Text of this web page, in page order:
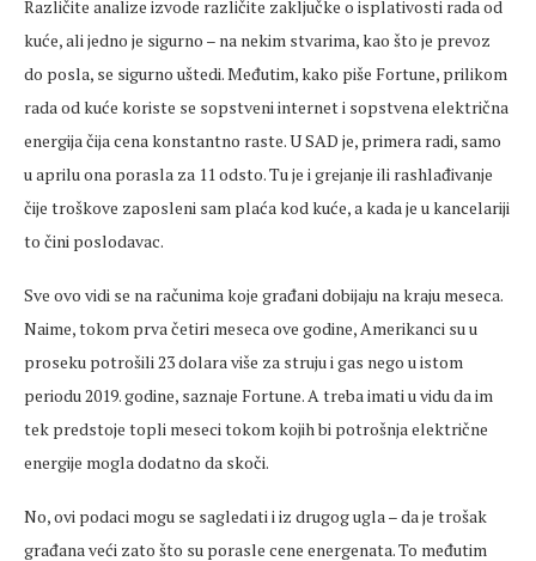
Različite analize izvode različite zaključke o isplativosti rada od
kuće, ali jedno je sigurno – na nekim stvarima, kao što je prevoz
do posla, se sigurno uštedi. Međutim, kako piše Fortune, prilikom
rada od kuće koriste se sopstveni internet i sopstvena električna
energija čija cena konstantno raste. U SAD je, primera radi, samo
u aprilu ona porasla za 11 odsto. Tu je i grejanje ili rashlađivanje
čije troškove zaposleni sam plaća kod kuće, a kada je u kancelariji
to čini poslodavac.
Sve ovo vidi se na računima koje građani dobijaju na kraju meseca.
Naime, tokom prva četiri meseca ove godine, Amerikanci su u
proseku potrošili 23 dolara više za struju i gas nego u istom
periodu 2019. godine, saznaje Fortune. A treba imati u vidu da im
tek predstoje topli meseci tokom kojih bi potrošnja električne
energije mogla dodatno da skoči.
No, ovi podaci mogu se sagledati i iz drugog ugla – da je trošak
građana veći zato što su porasle cene energenata. To međutim